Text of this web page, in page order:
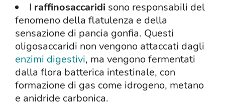
I raffinosaccaridi sono responsabili del
fenomeno della flatulenza e della
sensazione di pancia gonfia. Questi
oligosaccaridi non vengono attaccati dagli
enzimi digestivi, ma vengono fermentati
dalla flora batterica intestinale, con
formazione di gas come idrogeno, metano
e anidride carbonica.